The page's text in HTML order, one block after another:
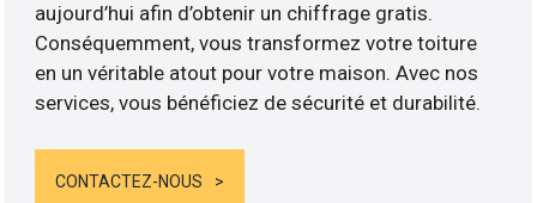
aujourd’hui afin d’obtenir un chiffrage gratis.
Conséquemment, vous transformez votre toiture
en un véritable atout pour votre maison. Avec nos
services, vous bénéficiez de sécurité et durabilité.
CONTACTEZ-NOUS